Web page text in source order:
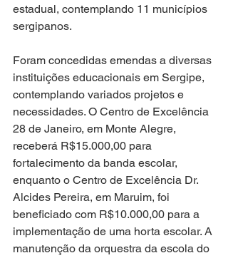
estadual, contemplando 11 municípios
sergipanos.
Foram concedidas emendas a diversas
instituições educacionais em Sergipe,
contemplando variados projetos e
necessidades. O Centro de Excelência
28 de Janeiro, em Monte Alegre,
receberá R$15.000,00 para
fortalecimento da banda escolar,
enquanto o Centro de Excelência Dr.
Alcides Pereira, em Maruim, foi
beneficiado com R$10.000,00 para a
implementação de uma horta escolar. A
manutenção da orquestra da escola do